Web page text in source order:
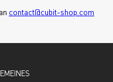
contact@cubit-shop.com